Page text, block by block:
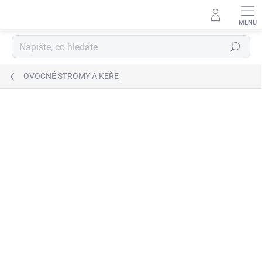
Hledat
OVOCNÉ STROMY A KEŘE